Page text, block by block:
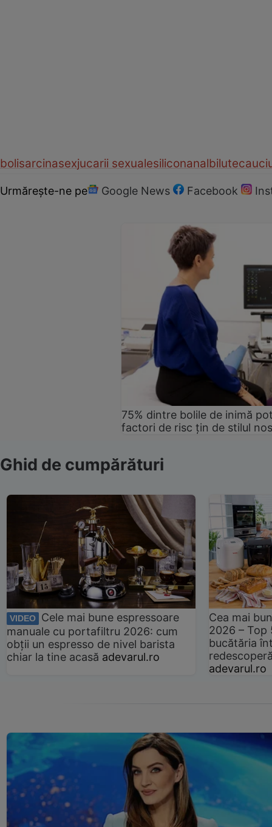
bolisarcinasexjucarii sexualesiliconanalbilute
Urmărește-ne pe Google News Facebook
75% dintre bolile de inimă
factori de risc țin de stilul
Ghid de cumpărături
VIDEO
Cele mai bune espressoare
manuale cu portafiltru 2026: cum
obții un espresso de nivel barista
chiar la tine acasă adevarul.ro
Cea mai
2026 –
bucătăria
adevarul.ro